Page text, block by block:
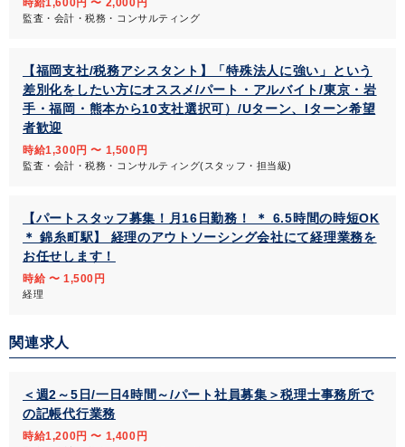
時給1,600円 〜 2,000円
監査・会計・税務・コンサルティング
【福岡支社/税務アシスタント】「特殊法人に強い」という
差別化をしたい方にオススメ/パート・アルバイト/東京・岩
手・福岡・熊本から10支社選択可）/Uターン、Iターン希望
者歓迎
時給1,300円 〜 1,500円
監査・会計・税務・コンサルティング(スタッフ・担当級)
【パートスタッフ募集！月16日勤務！ ＊ 6.5時間の時短OK
＊ 錦糸町駅】 経理のアウトソーシング会社にて経理業務を
お任せします！
時給 〜 1,500円
経理
関連求人
＜週2～5日/一日4時間～/パート社員募集＞税理士事務所で
の記帳代行業務
時給1,200円 〜 1,400円